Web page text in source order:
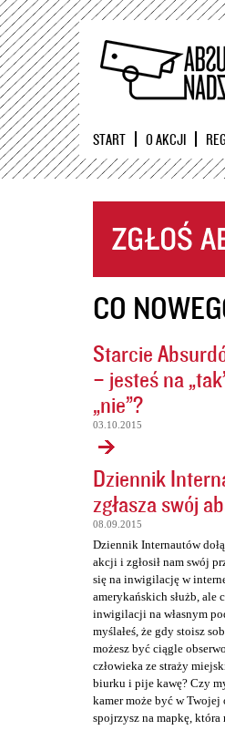
START O AKCJI
CO
Starcie
– jesteś na
„nie”?
03.10.2015
Dziennik
zgłasza swój
08.09.2015
Dziennik Internautów
akcji i zgłosił nam swój
się na inwigilację w
amerykańskich służb, ale
inwigilacji na własnym
myślałeś, że gdy stoisz
możesz być ciągle
człowieka ze straży
biurku i pije kawę? Czy
kamer może być w Twojej
spojrzysz na mapkę, która